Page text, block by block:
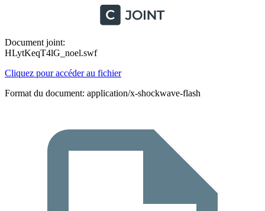
Document joint:
HLytKeqT4lG_noel.swf
Cliquez pour accéder au fichier
Format du document: application/x-shockwave-flash